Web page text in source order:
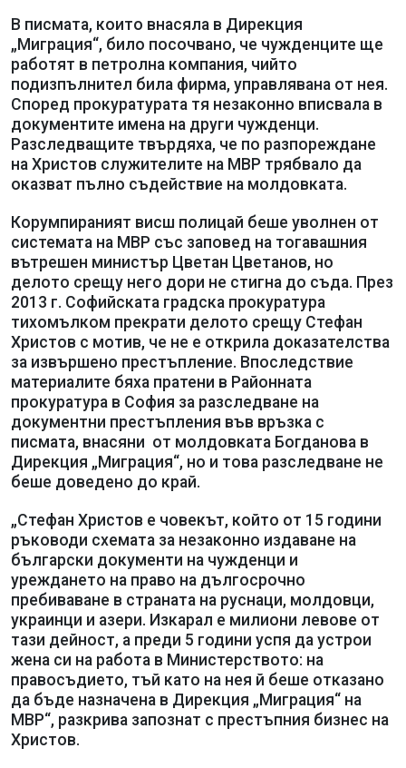
В писмата, които внасяла в Дирекция
„Миграция“, било посочвано, че чужденците ще
работят в петролна компания, чийто
подизпълнител била фирма, управлявана от нея.
Според прокуратурата тя незаконно вписвала в
документите имена на други чужденци.
Разследващите твърдяха, че по разпореждане
на Христов служителите на МВР трябвало да
оказват пълно съдействие на молдовката.
Корумпираният висш полицай беше уволнен от
системата на МВР със заповед на тогавашния
вътрешен министър Цветан Цветанов, но
делото срещу него дори не стигна до съда. През
2013 г. Софийската градска прокуратура
тихомълком прекрати делото срещу Стефан
Христов с мотив, че не е открила доказателства
за извършено престъпление. Впоследствие
материалите бяха пратени в Районната
прокуратура в София за разследване на
документни престъпления във връзка с
писмата, внасяни от молдовката Богданова в
Дирекция „Миграция“, но и това разследване не
беше доведено до край.
„Стефан Христов е човекът, който от 15 години
ръководи схемата за незаконно издаване на
български документи на чужденци и
уреждането на право на дългосрочно
пребиваване в страната на руснаци, молдовци,
украинци и азери. Изкарал е милиони левове от
тази дейност, а преди 5 години успя да устрои
жена си на работа в Министерството: на
правосъдието, тъй като на нея й беше отказано
да бъде назначена в Дирекция „Миграция“ на
МВР“, разкрива запознат с престъпния бизнес на
Христов.